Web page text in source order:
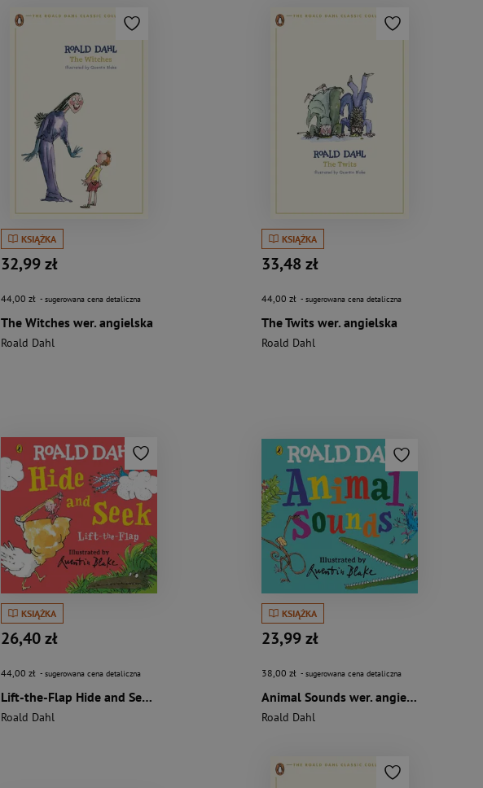
KSIĄŻKA
32,99 zł
44,00 zł - sugerowana cena detaliczna
The Witches wer. angielska
Roald Dahl
KSIĄŻKA
33,48 zł
44,00 zł - sugerowana cena detaliczna
The Twits wer. angielska
Roald Dahl
KSIĄŻKA
26,40 zł
44,00 zł - sugerowana cena detaliczna
Lift-the-Flap Hide and Seek wer. angielska
Roald Dahl
KSIĄŻKA
23,99 zł
38,00 zł - sugerowana cena detaliczna
Animal Sounds wer. angielska
Roald Dahl